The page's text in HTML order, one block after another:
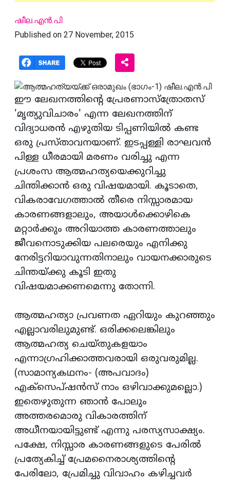
ഷീല.എന്‍.പി
Published on 27 November, 2015
ഈ ലേഖനത്തിന്റെ പ്രേരണാസ്‌ത്രോതസ്
'മൃത്യുവിചാരം' എന്ന ലേഖനത്തിന്
വിദ്യാധരന്‍ എഴുതിയ ടിപ്പണിയില്‍ കണ്ട
ഒരു പ്രസ്താവനയാണ്. ഇടപ്പള്ളി രാഘവന്‍
പിള്ള ധീരമായി മരണം വരിച്ചു എന്ന
പ്രശംസ ആത്മഹത്യയെക്കുറിച്ചു
ചിന്തിക്കാന്‍ ഒരു വിഷയമായി. കൂടാതെ,
വികരാവേഗത്താല്‍ തീരെ നിസ്സാരമായ
കാരണങ്ങളാലും, അയാള്‍ക്കൊഴികെ
മറ്റാര്‍ക്കും അറിയാത്ത കാരണത്താലും
ജീവനൊടുക്കിയ പലരെയും എനിക്കു
നേരിട്ടറിയാവുന്നതിനാലും വായനക്കാരുടെ
ചിന്തയ്ക്കു കൂടി ഇതു
വിഷയമാക്കണമെന്നു തോന്നി.
ആത്മഹത്യാ പ്രവണത ഏറിയും കുറഞ്ഞും
എല്ലാവരിലുമുണ്ട്. ഒരിക്കലെങ്കിലും
ആത്മഹത്യ ചെയ്തുകളയാം
എന്നാഗ്രഹിക്കാത്തവരായി ഒരുവരുമില്ല.
(സാമാന്യകഥനം- (അപവാദം)
എക്‌സെപ്ഷന്‍സ് നാം ഒഴിവാക്കുമല്ലൊ.)
ഇതെഴുതുന്ന ഞാന്‍ പോലും
അത്തരമൊരു വികാരത്തിന്
അധീനയായിട്ടുണ്ട് എന്നു പരസ്യസാക്ഷ്യം.
പക്ഷേ, നിസ്സാര കാരണങ്ങളുടെ പേരില്‍
പ്രത്യേകിച്ച് പ്രേമനൈരാശ്യത്തിന്റെ
പേരിലോ, പ്രേമിച്ചു വിവാഹം കഴിച്ചവര്‍